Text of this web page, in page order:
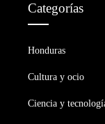
Categorías
Honduras
Cultura y ocio
Ciencia y